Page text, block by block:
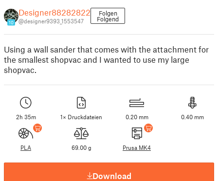
10
Designer88282822
@designer9393_1553547
Folgen
Folgend
Using a wall sander that comes with the attachment for
the smallest shopvac and I wanted to use my large
shopvac.
2h 35m 1× Druckdateien 0.20 mm 0.40 mm
PLA 69.00 g Prusa MK4
Download